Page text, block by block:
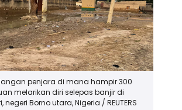
penjara di mana hampir 300
melarikan diri selepas banjir di
negeri Borno utara, Nigeria / REUTERS